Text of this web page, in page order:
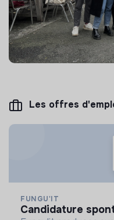
Les offres
FUNGU'IT
candidature